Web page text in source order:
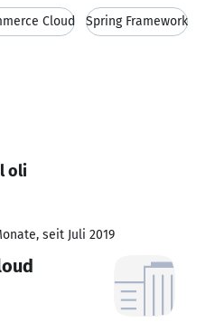
Cloud Spring Framework
oli
seit Juli 2019